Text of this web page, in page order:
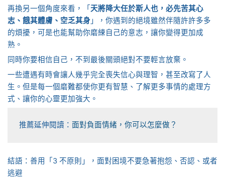
再換另一個角度來看，「 天將降大任於斯人也，必先苦其心
志、餓其體膚、空乏其身 」，你遇到的絕境雖然伴隨許許多多
的煩擾，可是也能幫助你磨練自己的意志，讓你變得更加成
熟。
同時你要相信自己，不到最後關頭絕對不要輕言放棄。
一些遭遇有時會讓人幾乎完全喪失信心與理智，甚至改寫了人
生。但是每一個磨難都使你更有智慧、了解更多事情的處理方
式、讓你的心靈更加強大。
推薦延伸閱讀： 面對負面情緒，你可以怎麼做？
結語：善用「3 不原則」，面對困境不要急著抱怨、否認、或者
逃避